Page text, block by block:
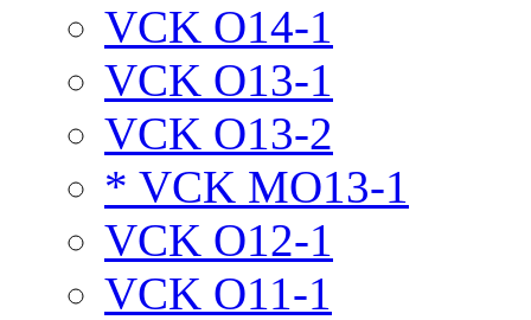
VCK O14-1
VCK O13-1
VCK O13-2
* VCK MO13-1
VCK O12-1
VCK O11-1